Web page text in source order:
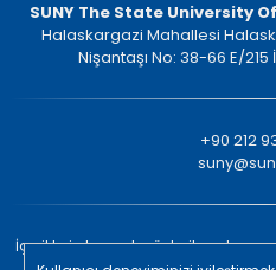
SUNY The State University
Halaskargazi Mahallesi
Nişantaşı No: 38-66 E/215
+90 212
İçeriklerin kaynak gösterilmeden ve